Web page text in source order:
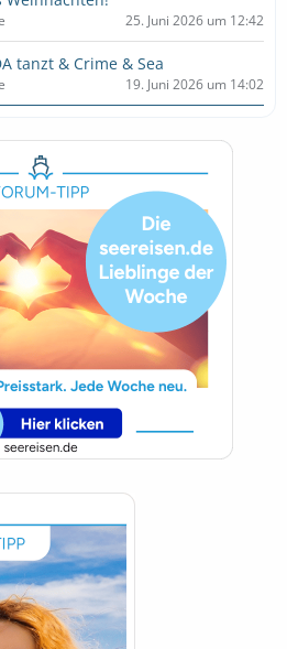
25. Juni 2026 um 12:42
tanzt & Crime & Sea
19. Juni 2026 um 14:02